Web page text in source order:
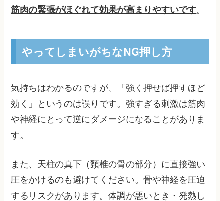
筋肉の緊張がほぐれて効果が高まりやすいです。
やってしまいがちなNG押し方
気持ちはわかるのですが、「強く押せば押すほど
効く」というのは誤りです。強すぎる刺激は筋肉
や神経にとって逆にダメージになることがありま
す。
また、天柱の真下（頸椎の骨の部分）に直接強い
圧をかけるのも避けてください。骨や神経を圧迫
するリスクがあります。体調が悪いとき・発熱し